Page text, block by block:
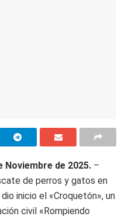
Noviembre de 2025. –
de perros y gatos en
inicio el «Croquetón», un
civil «Rompiendo